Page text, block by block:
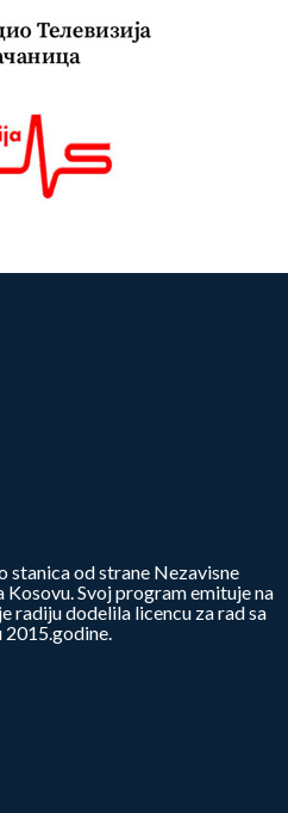
stanica od strane Nezavisne
Svoj program emituje na
radiju dodelila licencu za rad sa